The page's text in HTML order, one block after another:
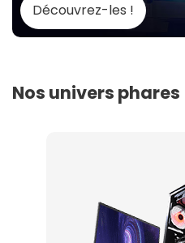
Découvrez-les !
Nos univers phares